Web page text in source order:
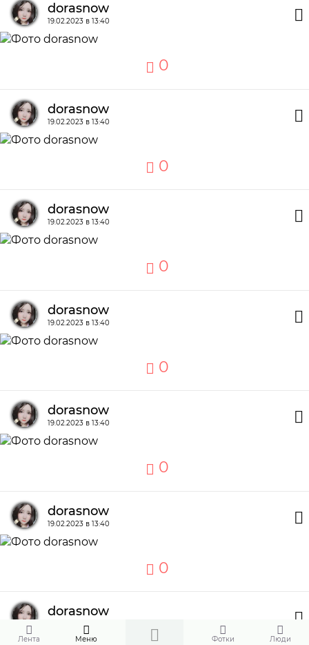
dorasnow
19.02.2023 в 13:40
0
dorasnow
19.02.2023 в 13:40
0
dorasnow
19.02.2023 в 13:40
0
dorasnow
19.02.2023 в 13:40
0
dorasnow
19.02.2023 в 13:40
0
dorasnow
19.02.2023 в 13:40
0
dorasnow
19.02.2023 в 13:40
Лента Меню Фотки Люди